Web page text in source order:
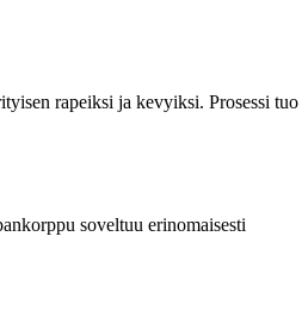
rapeiksi ja kevyiksi. Prosessi tuo
soveltuu erinomaisesti